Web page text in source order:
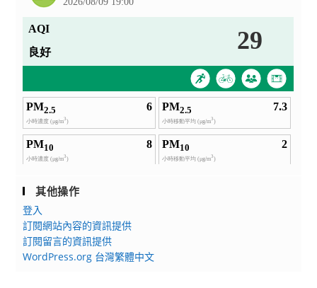
其他操作
登入
訂閱網站內容的資訊提供
訂閱留言的資訊提供
WordPress.org 台灣繁體中文